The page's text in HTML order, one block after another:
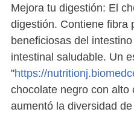
Mejora tu digestión: El
digestión. Contiene fibra
beneficiosas del
intestinal saludable. Un
"https://
chocolate negro con alto
aumentó la diversidad